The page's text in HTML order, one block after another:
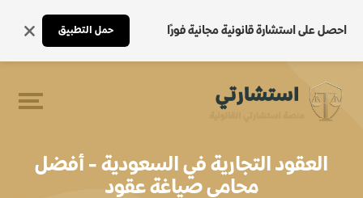
احصل على استشارة قانونية مجانية فورًا حمل التطبيق
العقود التجارية في السعودية - أفضل
محامي صياغة عقود